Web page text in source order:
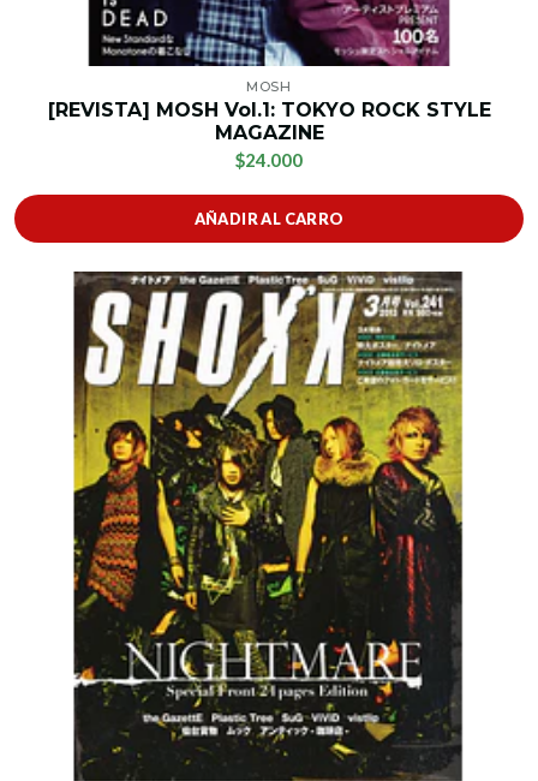
MOSH
[REVISTA] MOSH Vol.1: TOKYO ROCK STYLE
MAGAZINE
$24.000
AÑADIR AL CARRO